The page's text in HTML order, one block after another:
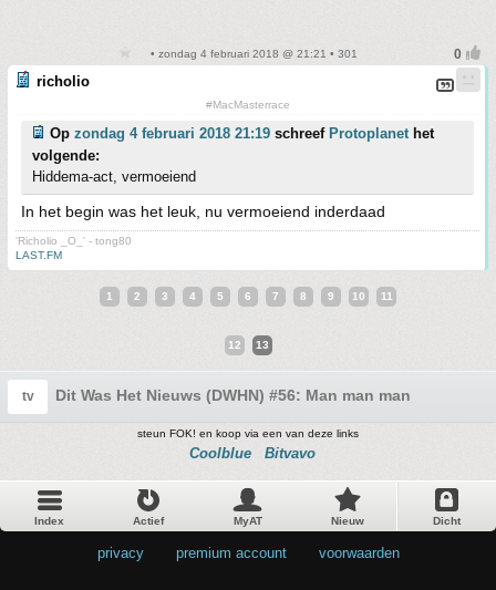
• zondag 4 februari 2018 @ 21:21 • 301
richolio
#MacMasterrace
Op zondag 4 februari 2018 21:19 schreef Protoplanethet
volgende:
Hiddema-act, vermoeiend
In het begin was het leuk, nu vermoeiend inderdaad
'Richolio _O_' - tong80
LAST.FM
1 2 3 4 5 6 7 8 9 10 11
12 13
tv Dit Was Het Nieuws (DWHN) #56: Man man man
steun FOK! en koop via een van deze links
Coolblue Bitvavo
Index Actief MyAT Nieuw Dicht
privacy premium account voorwaarden